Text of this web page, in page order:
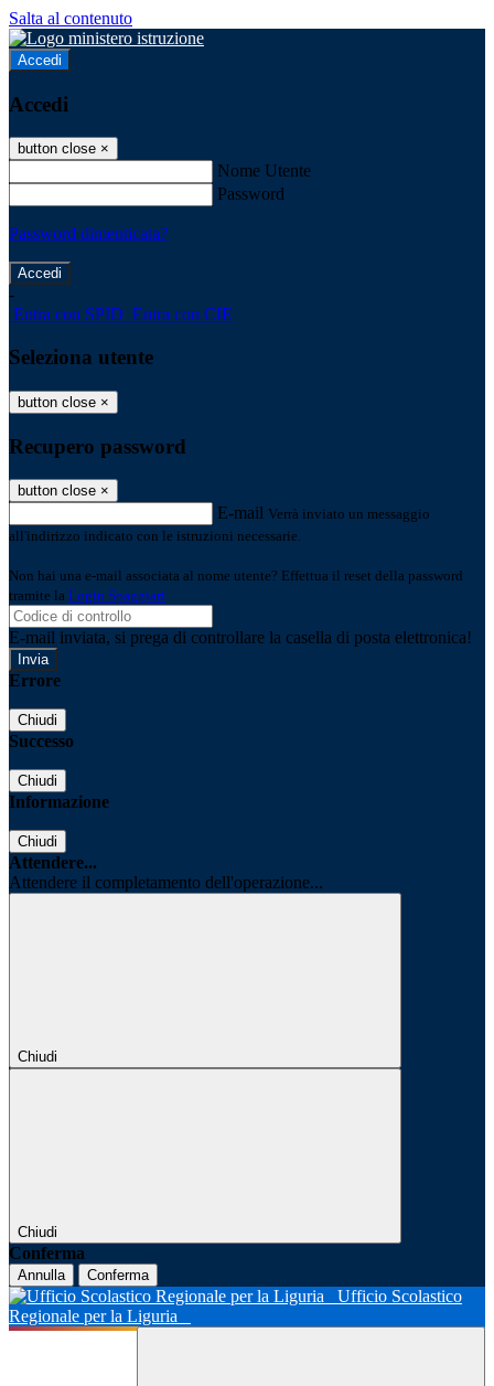
Salta al contenuto
Accedi
Accedi
button close ×
Nome Utente
Password
Password dimenticata?
-
Entra con SPID Entra con CIE
Seleziona utente
button close ×
Recupero password
button close ×
E-mail Verrà inviato un messaggio
all'indirizzo indicato con le istruzioni necessarie.
Non hai una e-mail associata al nome utente? Effettua il reset della password
tramite la Login Spaggiari
E-mail inviata, si prega di controllare la casella di posta elettronica!
Errore
Chiudi
Successo
Chiudi
Informazione
Chiudi
Attendere...
Attendere il completamento dell'operazione...
Chiudi
Chiudi
Conferma
Annulla Conferma
Ufficio Scolastico
Regionale per la Liguria